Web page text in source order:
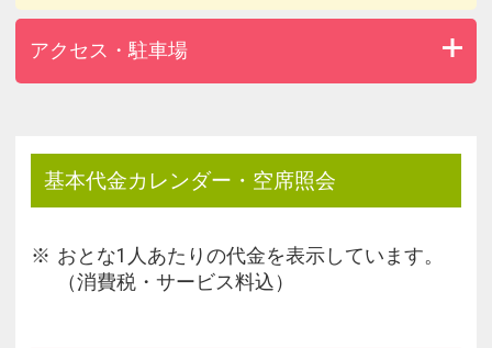
アクセス・駐車場
基本代金カレンダー・空席照会
おとな1人あたりの代金を表示しています。
（消費税・サービス料込）